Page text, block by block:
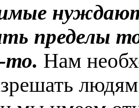
пределы
то. Нам